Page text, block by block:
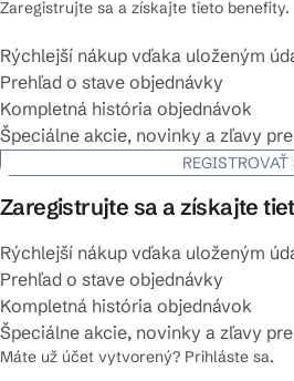
Zaregistrujte sa a získajte tieto benefity.
Rýchlejší nákup vďaka uloženým
Prehľad o stave objednávky
Kompletná história objednávok
Špeciálne akcie, novinky a zľavy
REGISTROVAŤ
Zaregistrujte sa a získajte
Rýchlejší nákup vďaka uloženým
Prehľad o stave objednávky
Kompletná história objednávok
Špeciálne akcie, novinky a zľavy
Máte už účet vytvorený? Prihláste sa.